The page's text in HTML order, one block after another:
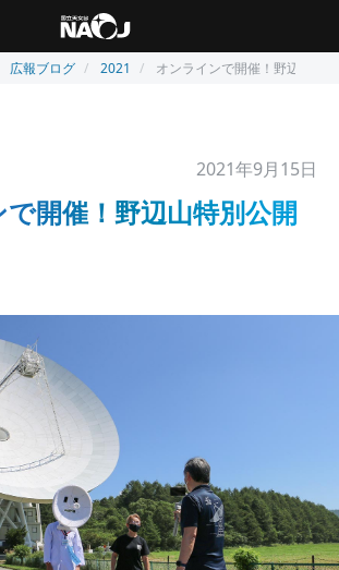
広報ブログ 2021 オンラインで開催！野辺山特
2021年9月15日
開催！野辺山特別公開